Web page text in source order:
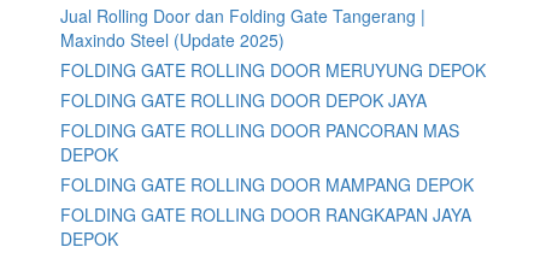
Jual Rolling Door dan Folding Gate Tangerang |
Maxindo Steel (Update 2025)
FOLDING GATE ROLLING DOOR MERUYUNG DEPOK
FOLDING GATE ROLLING DOOR DEPOK JAYA
FOLDING GATE ROLLING DOOR PANCORAN MAS
DEPOK
FOLDING GATE ROLLING DOOR MAMPANG DEPOK
FOLDING GATE ROLLING DOOR RANGKAPAN JAYA
DEPOK